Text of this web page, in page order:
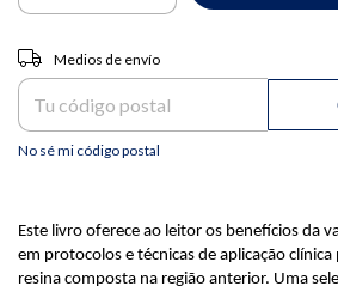
Entregas para el CP:
Medios de envío
No sé mi código postal
Este livro oferece ao leitor os benefícios da
em protocolos e técnicas de aplicação
resina composta na região anterior. Uma